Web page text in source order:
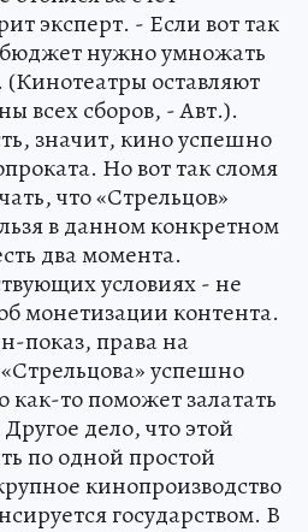
эксперт. - Если вот так
нужно умножать
оставляют
всех сборов, - Авт.).
значит, кино успешно
Но вот так сломя
что «Стрельцов»
в данном конкретном
два момента.
условиях - не
монетизации контента.
показ, права на
успешно
как-то поможет залатать
дело, что этой
по одной простой
кинопроизводство
государством. В